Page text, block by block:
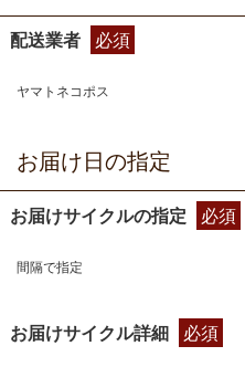
配送業者 必須
ヤマトネコポス
お届け日の指定
お届けサイクルの指定 必須
間隔で指定
お届けサイクル詳細 必須